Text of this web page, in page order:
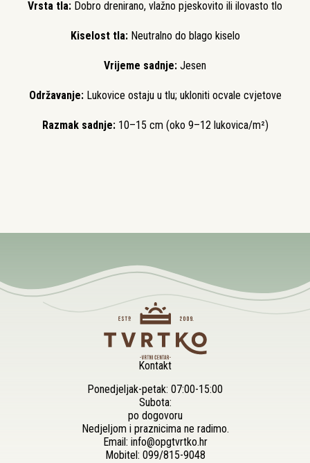
Vrsta tla: Dobro drenirano, vlažno pjeskovito ili ilovasto tlo
Kiselost tla: Neutralno do blago kiselo
Vrijeme sadnje: Jesen
Održavanje: Lukovice ostaju u tlu; ukloniti ocvale cvjetove
Razmak sadnje: 10–15 cm (oko 9–12 lukovica/m²)
Kontakt
Ponedjeljak-petak: 07:00-15:00
Subota:
po dogovoru
Nedjeljom i praznicima ne radimo.
Email: info@opgtvrtko.hr
Mobitel: 099/815-9048